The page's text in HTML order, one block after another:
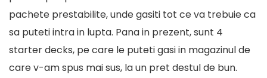
pachete prestabilite, unde gasiti tot ce va trebuie ca
sa puteti intra in lupta. Pana in prezent, sunt 4
starter decks, pe care le puteti gasi in magazinul de
care v-am spus mai sus, la un pret destul de bun.